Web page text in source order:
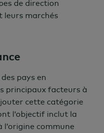
de direction
leurs marchés
pays en
principaux facteurs à
cette catégorie
l’objectif inclut la
l’origine commune